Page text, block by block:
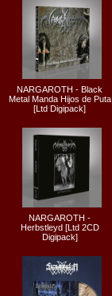
NARGAROTH - Black
Metal Manda Hijos de Puta
[Ltd Digipack]
NARGAROTH -
Herbstleyd [Ltd 2CD
Digipack]